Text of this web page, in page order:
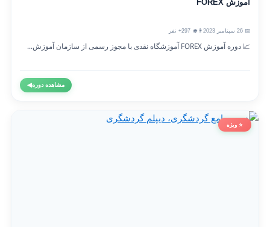
آموزش FOREX
👨‍🎓 297+ نفر
📈 دوره آموزش FOREX آموزشگاه نقدی با مجوز رسمی از سازمان آموزش...
مشاهده دوره◀
⭐ ویژه